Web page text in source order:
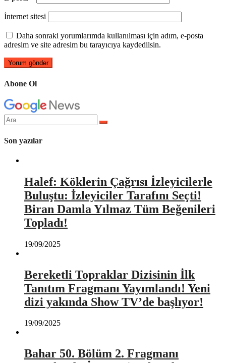
İnternet sitesi
Daha sonraki yorumlarımda kullanılması için adım, e-posta
adresim ve site adresim bu tarayıcıya kaydedilsin.
Abone Ol
Arama
yap:
Son yazılar
Halef: Köklerin Çağrısı İzleyicilerle
Buluştu: İzleyiciler Tarafını Seçti!
Biran Damla Yılmaz Tüm Beğenileri
Topladı!
19/09/2025
Bereketli Topraklar Dizisinin İlk
Tanıtım Fragmanı Yayımlandı! Yeni
dizi yakında Show TV’de başlıyor!
19/09/2025
Bahar 50. Bölüm 2. Fragmanı